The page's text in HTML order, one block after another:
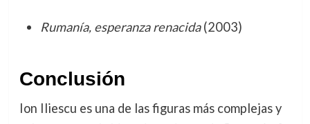
Rumanía, esperanza renacida(2003)
Conclusión
Ion Iliescu es una de las figuras más complejas y